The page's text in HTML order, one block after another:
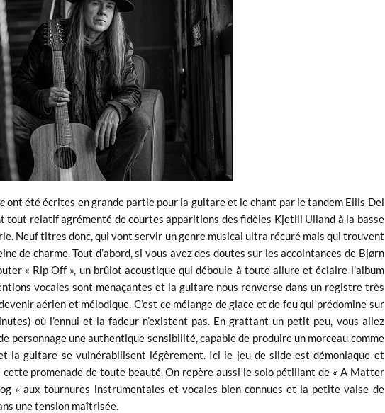
ont été écrites en grande partie pour la guitare et le chant par le tandem Ellis Del
tout relatif agrémenté de courtes apparitions des fidèles Kjetill Ulland à la basse
Neuf titres donc, qui vont servir un genre musical ultra récuré mais qui trouvent
de charme. Tout d’abord, si vous avez des doutes sur les accointances de Bjørn
« Rip Off », un brûlot acoustique qui déboule à toute allure et éclaire l’album
vocales sont menaçantes et la guitare nous renverse dans un registre très
aérien et mélodique. C’est ce mélange de glace et de feu qui prédomine sur
où l’ennui et la fadeur n’existent pas. En grattant un petit peu, vous allez
personnage une authentique sensibilité, capable de produire un morceau comme
la guitare se vulnérabilisent légèrement. Ici le jeu de slide est démoniaque et
cette promenade de toute beauté. On repère aussi le solo pétillant de « A Matter
» aux tournures instrumentales et vocales bien connues et la petite valse de
une tension maîtrisée.